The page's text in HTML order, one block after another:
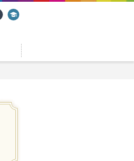
資格